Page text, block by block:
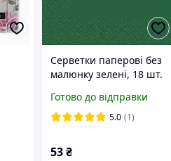
Серветки паперові без
малюнку зелені, 18 шт.
Готово до відправки
5.0 (1)
53₴